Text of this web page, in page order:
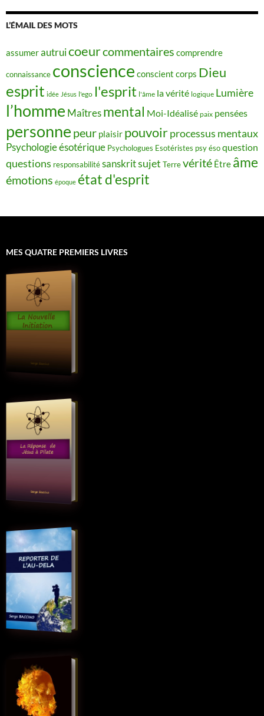
L’ÉMAIL DES MOTS
assumerautruicoeurcommentaires comprendre
connaissance conscience conscient corps Dieu
esprit idée Jésus l'ego l'esprit l'âme la vérité logique Lumière
l’homme Maîtres mental Moi-Idéalisé paix pensées
personne peur plaisir pouvoirprocessus mentaux
Psychologie ésotérique Psychologues Esotéristes psy ésoquestion
questions responsabilitésanskritsujet Terrevérité Être âme
émotions époque état d'esprit
MES QUATRE PREMIERS LIVRES